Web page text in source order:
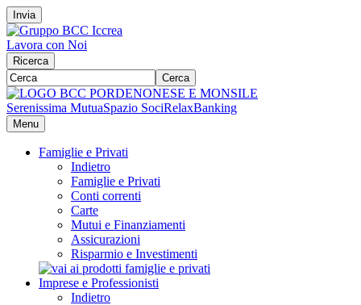
Invia
Lavora con Noi
Ricerca
Cerca
Serenissima MutuaSpazio SociRelaxBanking
Menu
Famiglie e Privati
Indietro
Famiglie e Privati
Conti correnti
Carte
Mutui e Finanziamenti
Assicurazioni
Risparmio e Investimenti
Imprese e Professionisti
Indietro